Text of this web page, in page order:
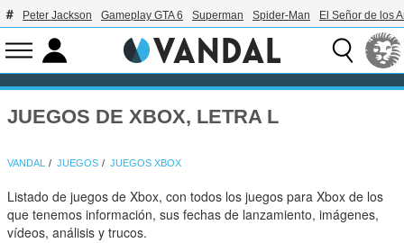
Peter Jackson Gameplay GTA 6 Superman Spider-Man El Señor de los
JUEGOS DE XBOX, LETRA L
VANDAL JUEGOS JUEGOS XBOX
Listado de juegos de Xbox, con todos los juegos para Xbox de los
que tenemos información, sus fechas de lanzamiento, imágenes,
vídeos, análisis y trucos.